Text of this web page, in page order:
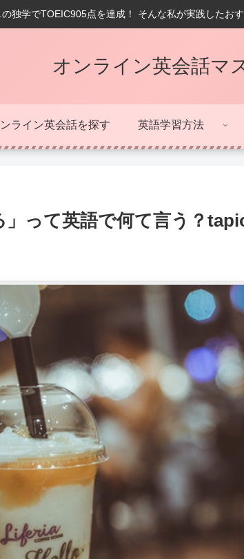
独学でTOEIC905点を達成！ そんな私が実践したお
オンライン英会話マ
ライン英会話を探す 英語学習方法
」って英語で何て言う？